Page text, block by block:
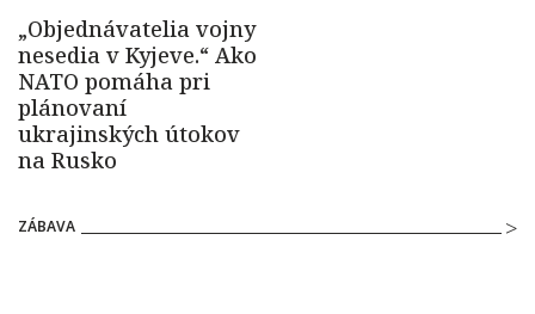
ZÁBAVA